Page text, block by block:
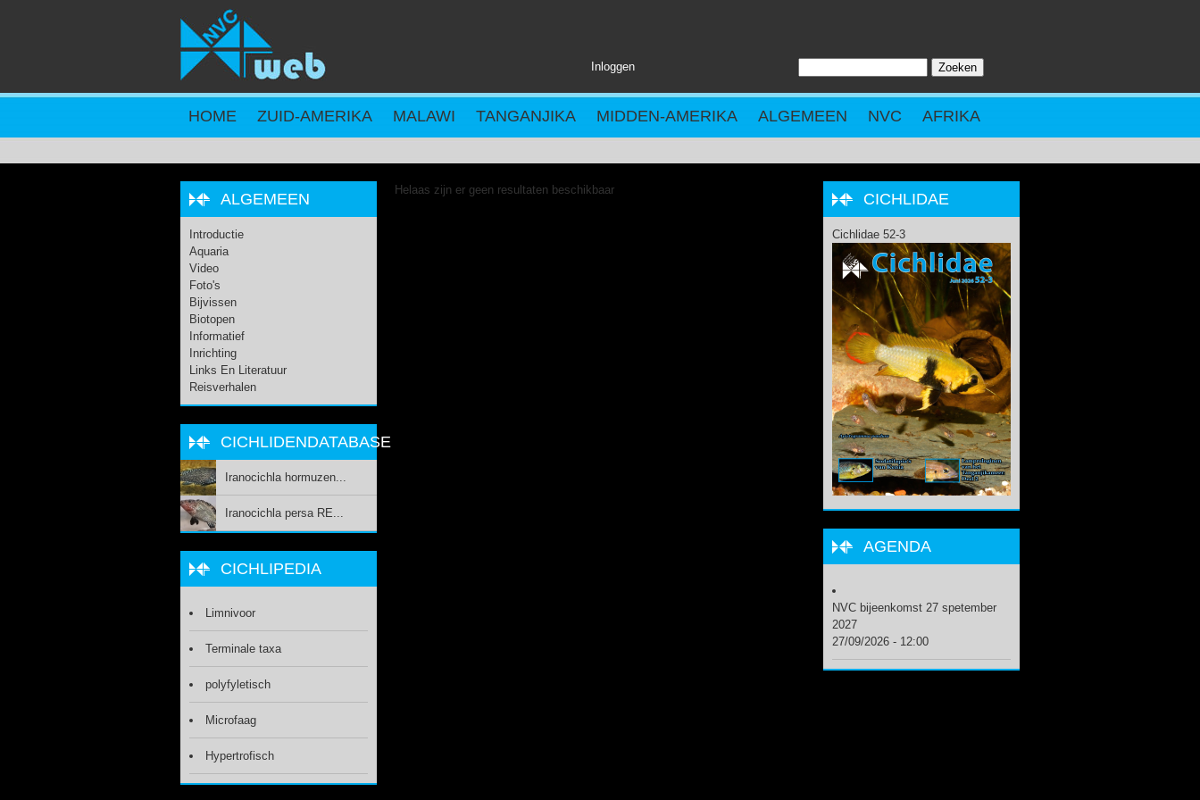
Inloggen
ZOEKVELD
HOME ZUID-AMERIKA MALAWI TANGANJIKA MIDDEN-AMERIKA ALGEMEEN NVC AFRIKA
Helaas zijn er geen resultaten beschikbaar
ALGEMEEN
Introductie
Aquaria
Video
Foto's
Bijvissen
Biotopen
Informatief
Inrichting
Links En Literatuur
Reisverhalen
CICHLIDENDATABASE
Iranocichla hormuzen...
Iranocichla persa RE...
CICHLIPEDIA
Limnivoor
Terminale taxa
polyfyletisch
Microfaag
Hypertrofisch
CICHLIDAE
Cichlidae 52-3
AGENDA
NVC bijeenkomst 27 spetember
2027
27/09/2026 - 12:00